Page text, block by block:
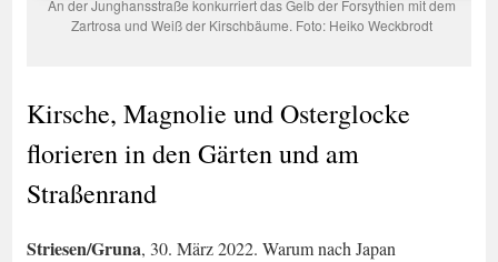
An der Junghansstraße konkurriert das Gelb der Forsythien mit dem
Zartrosa und Weiß der Kirschbäume. Foto: Heiko Weckbrodt
Kirsche, Magnolie und Osterglocke
florieren in den Gärten und am
Straßenrand
Striesen/Gruna, 30. März 2022. Warum nach Japan